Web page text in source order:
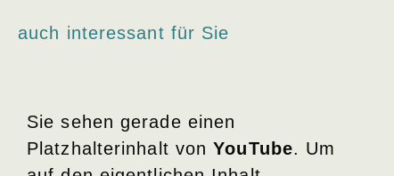
auch interessant für Sie
Sie sehen gerade einen
Platzhalterinhalt vonYouTube. Um